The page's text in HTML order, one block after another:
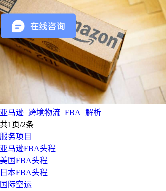
亚马逊 跨境物流 FBA
解析
共1页/2条
服务项目
亚马逊FBA头程
美国FBA头程
日本FBA头程
国际空运